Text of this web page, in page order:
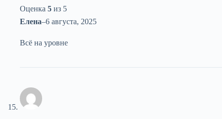
Оценка 5 из 5
Елена–6 августа, 2025
Всё на уровне